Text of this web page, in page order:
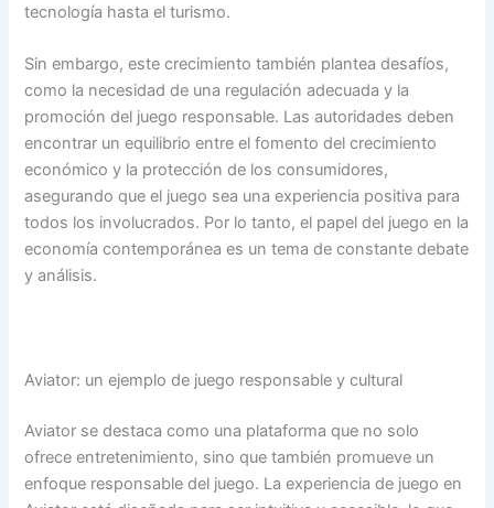
tecnología hasta el turismo.
Sin embargo, este crecimiento también plantea desafíos,
como la necesidad de una regulación adecuada y la
promoción del juego responsable. Las autoridades deben
encontrar un equilibrio entre el fomento del crecimiento
económico y la protección de los consumidores,
asegurando que el juego sea una experiencia positiva para
todos los involucrados. Por lo tanto, el papel del juego en la
economía contemporánea es un tema de constante debate
y análisis.
Aviator: un ejemplo de juego responsable y cultural
Aviator se destaca como una plataforma que no solo
ofrece entretenimiento, sino que también promueve un
enfoque responsable del juego. La experiencia de juego en